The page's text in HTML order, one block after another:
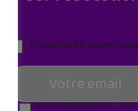
Parentalité
En soumettant ce